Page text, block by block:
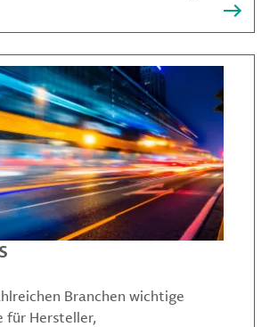
zu bewältigen.
Branchen wichtige
für Hersteller,